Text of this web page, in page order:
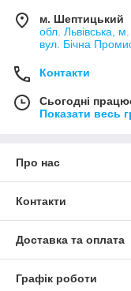
м. Шептицький
обл. Львівська,
вул. Бічна
Контакти
Сьогодні
Показати весь
Про нас
Контакти
Доставка та оплата
Графік роботи